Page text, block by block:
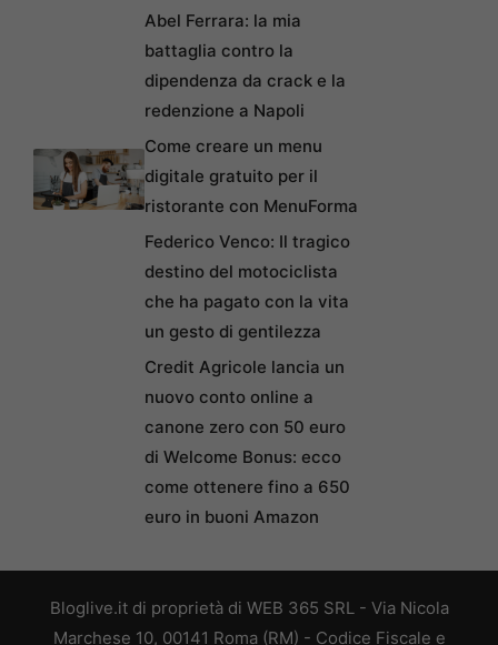
Abel Ferrara: la mia
battaglia contro la
dipendenza da crack e la
redenzione a Napoli
Come creare un menu
digitale gratuito per il
ristorante con MenuForma
Federico Venco: Il tragico
destino del motociclista
che ha pagato con la vita
un gesto di gentilezza
Credit Agricole lancia un
nuovo conto online a
canone zero con 50 euro
di Welcome Bonus: ecco
come ottenere fino a 650
euro in buoni Amazon
Bloglive.it di proprietà di WEB 365 SRL - Via Nicola
Marchese 10, 00141 Roma (RM) - Codice Fiscale e